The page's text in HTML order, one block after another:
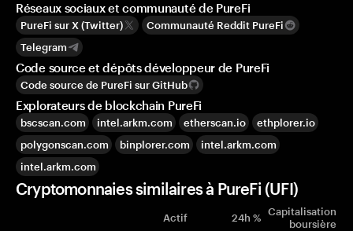
Réseaux sociaux et communauté de PureFi
PureFi sur X (Twitter)
Communauté Reddit PureFi
Telegram
Code source et dépôts développeur de PureFi
Code source de PureFi sur GitHub
Explorateurs de blockchain PureFi
bscscan.com intel.arkm.com etherscan.io
ethplorer.io
polygonscan.com
binplorer.com
intel.arkm.com
intel.arkm.com
Cryptomonnaies similaires à PureFi (UFI)
Actif 24h % Capitalisation
boursière